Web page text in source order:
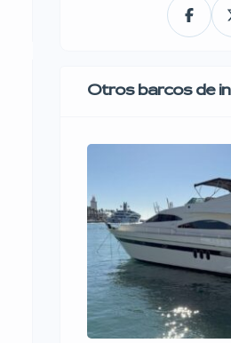
Otros barcos de